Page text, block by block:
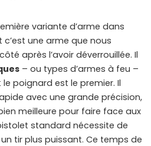
CHANNEL?
• 100% FREE
▲COLLAPSE
variante d’arme dans
c’est une arme que nous
après l’avoir déverrouillée. Il
– ou types d’armes à feu –
le poignard est le premier. Il
avec une grande précision,
meilleure pour faire face aux
standard nécessite de
tir plus puissant. Ce temps de